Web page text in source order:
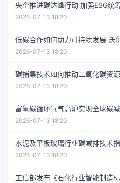
央企推进碳达峰行动 加强ESG统
2026-07-13 18:20
低碳合作如何助力可持续发展 沃
2026-07-13 18:20
碳捕集技术如何推动二氧化碳资源
2026-07-13 18:20
富氢碳循环氧气高炉实现全球碳
2026-07-13 18:20
水泥及平板玻璃行业碳减排技术
2026-07-13 18:20
工信部发布《石化行业智能制造